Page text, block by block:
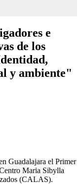
e
de los
y ambiente"
Guadalajara el Primer
Maria Sibylla
(CALAS).